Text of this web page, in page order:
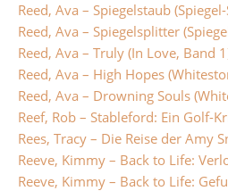
Reed, Ava – Spiegelstaub
Reed, Ava – Spiegelsplitter
Reed, Ava – Truly (In Love, Band
Reed, Ava – High Hopes
Reed, Ava – Drowning Souls
Reef, Rob – Stableford: Ein Golf-
Rees, Tracy – Die Reise der Amy
Reeve, Kimmy – Back to Life:
Reeve, Kimmy – Back to Life: